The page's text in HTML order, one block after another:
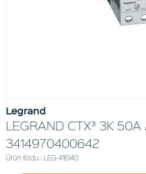
Legrand
LEGRAND CTX³ 3K
3414970400642
Ürün Kodu : LEG-416140